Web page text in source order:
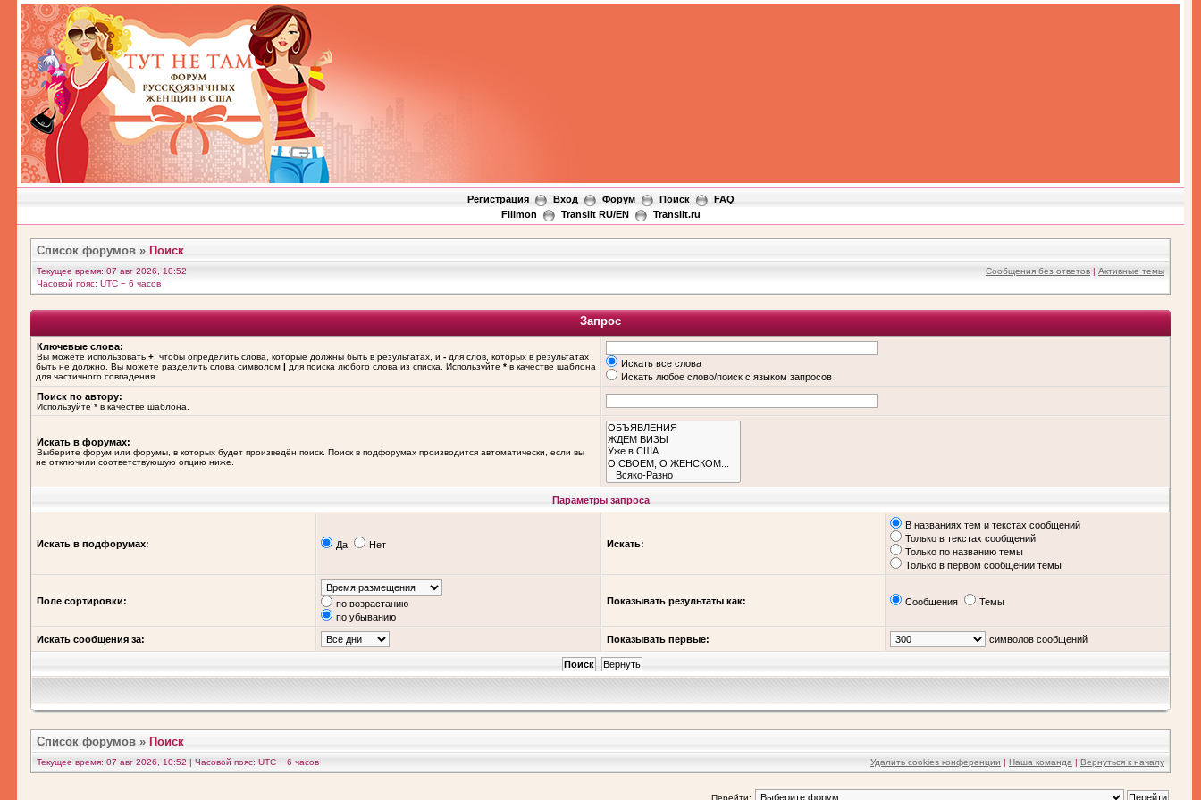
Регистрация Вход Форум Поиск
FAQ
Filimon
Translit RU/EN Translit.ru
Список форумов » Поиск
Текущее время: 07 авг 2026, 10:52
Часовой пояс: UTC − 6 часов
Сообщения без ответов | Активные темы
Запрос
Ключевые слова:
Вы можете использовать + , чтобы определить слова, которые должны быть в результатах, и - для слов, которых в результатах
быть не должно. Вы можете разделить слова символом | для поиска любого слова из списка. Используйте * в качестве шаблона
для частичного совпадения.
Искать все слова
Искать любое слово/поиск с языком запросов
Поиск по автору:
Используйте * в качестве шаблона.
Искать в форумах:
Выберите форум или форумы, в которых будет произведён поиск. Поиск в подфорумах производится автоматически, если вы
не отключили соответствующую опцию ниже.
Параметры запроса
Искать в подфорумах: Да Нет Искать:
В названиях тем и текстах сообщений
Только в текстах сообщений
Только по названию темы
Только в первом сообщении темы
Поле сортировки:
по возрастанию
по убыванию
Показывать результаты как: Сообщения Темы
Искать сообщения за: Показывать первые: символов сообщений
Список форумов » Поиск
Текущее время: 07 авг 2026, 10:52 | Часовой пояс: UTC − 6 часов Удалить cookies конференции | Наша команда | Вернуться к началу
Перейти: